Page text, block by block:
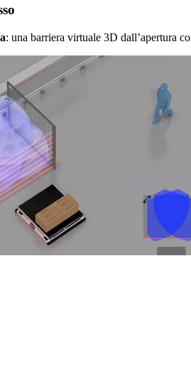
: una barriera virtuale 3D dall’apertura